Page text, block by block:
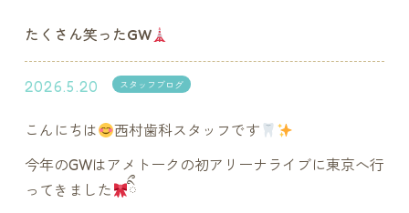
たくさん笑ったGW
2026.5.20 スタッフブログ
こんにちは
西村歯科スタッフです
今年のGWはアメトークの初アリーナライブに東京へ行
ってきました
ིྀ